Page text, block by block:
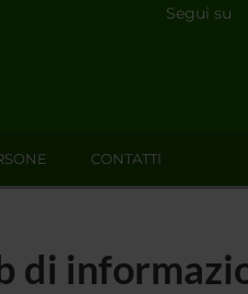
Segui su
CONTATTI
di